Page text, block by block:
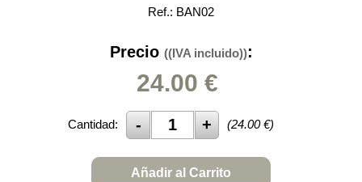
Ref.: BAN02
Precio ((IVA incluido)):
24.00 €
Cantidad: (24.00€)
Añadir al Carrito